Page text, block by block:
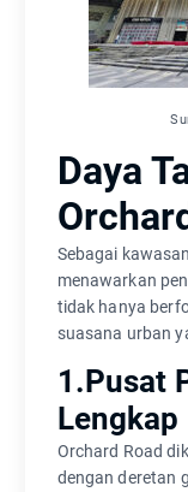
Daya
Sebagai
menawarkan
tidak hanya
suasana urban
1.Pusat
Lengkap
Orchard Road
dengan deretan